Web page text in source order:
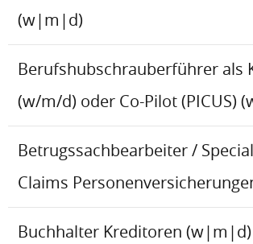
(w|m|d)
Berufshubschrauberführer als
(w/m/d) oder Co-Pilot (PICUS)
Betrugssachbearbeiter /
Claims
Buchhalter Kreditoren (w|m|d)